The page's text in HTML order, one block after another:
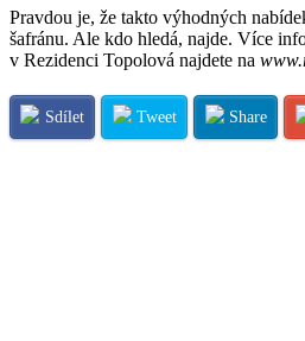
Pravdou je, že takto výhodných
šafránu. Ale kdo hledá, najde. Více
v Rezidenci Topolová najdete na
Sdílet Tweet Share